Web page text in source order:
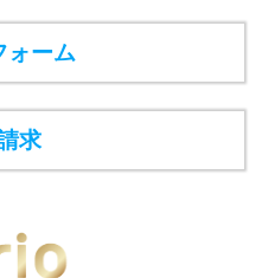
ォーム
求